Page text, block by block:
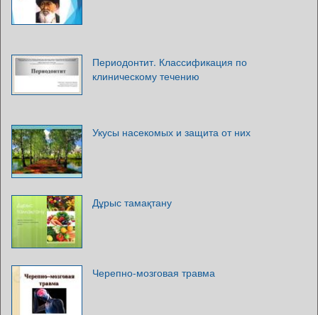
Периодонтит. Классификация по
клиническому течению
Укусы насекомых и защита от них
Дұрыс тамақтану
Черепно-мозговая травма